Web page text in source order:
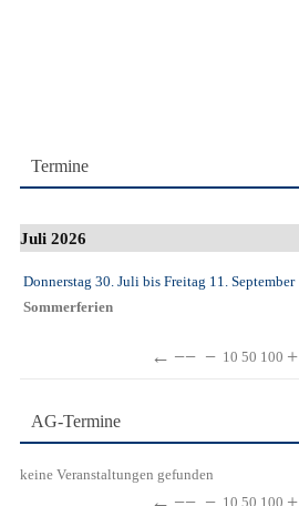
Termine
Juli 2026
Donnerstag 30. Juli bis Freitag 11. September
Sommerferien
← −− − 10 50 100 +
AG-Termine
keine Veranstaltungen gefunden
10 50 100